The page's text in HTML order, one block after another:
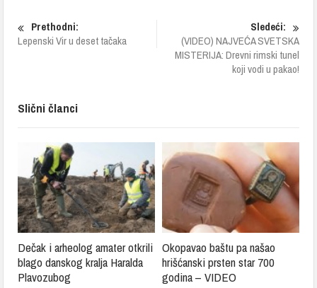
Prethodni:
Lepenski Vir u deset tačaka
Sledeći:
(VIDEO) NAJVEĆA SVETSKA
MISTERIJA: Drevni rimski tunel
koji vodi u pakao!
Slični članci
Dečak i arheolog amater otkrili
blago danskog kralja Haralda
Plavozubog
Okopavao baštu pa našao
hrišćanski prsten star 700
godina – VIDEO